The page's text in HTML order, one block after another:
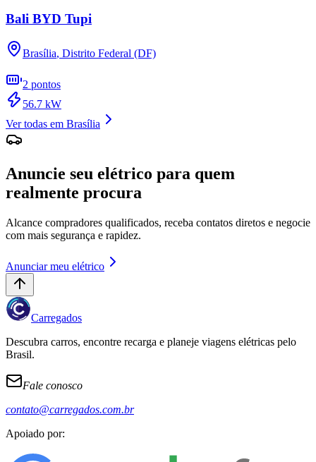
Bali BYD Tupi
Brasília, Distrito Federal (DF)
2 pontos
56.7 kW
Ver todas em Brasília
Anuncie seu elétrico para quem
realmente procura
Alcance compradores qualificados, receba contatos diretos e negocie
com mais segurança e rapidez.
Anunciar meu elétrico
Carregados
Descubra carros, encontre recarga e planeje viagens elétricas pelo
Brasil.
Fale conosco
contato@carregados.com.br
Apoiado por: